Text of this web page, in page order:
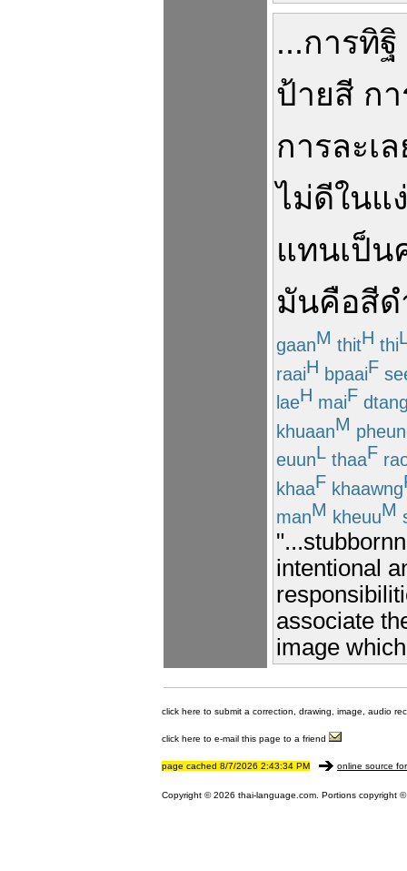
...การทิฐิ
ป้ายสี ก
การละเ
ไม่ดีในแง่
แทนเป็น
มันคือสีด
gaanM thitH thi
raaiH bpaaiF
laeH maiF
khuaanM
euunL thaaF
khaaF khaawng
manM kheuuM
intentional
associate
image
click here to submit a correction, drawing, image, audio
click here to e-mail this page to a friend
page cached 8/7/2026 2:43:34 PM online source
Copyright © 2026 thai-language.com. Portions copyright